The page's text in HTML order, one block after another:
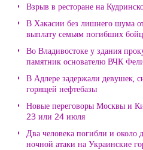
Взрыв в ресторане на
В Хакасии без лишнего шума
выплату семьям погибших
Во Владивостоке у здания
памятник основателю ВЧК
В Адлере задержали девушек,
горящей нефтебазы
Новые переговоры Москвы и
23 или 24 июля
Два человека погибли и около
ночной атаки на Украинские